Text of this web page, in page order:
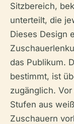
Sitzbereich,
unterteilt, die
Dieses Design
das Publikum.
bestimmt, ist
zugänglich.
Stufen aus
Zuschauern